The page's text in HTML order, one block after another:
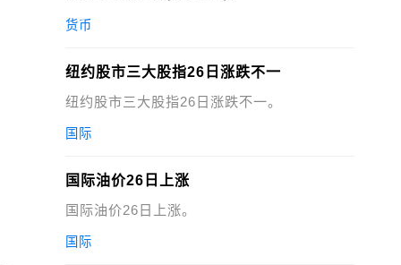
货币
纽约股市三大股指26日涨跌不一
纽约股市三大股指26日涨跌不一。
国际
国际油价26日上涨
国际油价26日上涨。
国际